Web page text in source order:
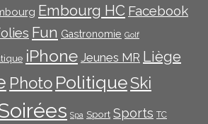
Embourg HC Facebook
Fun Gastronomie Golf
iPhone Jeunes MR Liège
Photo PolitiqueSki
Spa Sport Sports TC